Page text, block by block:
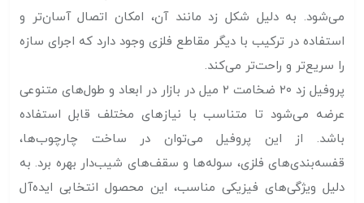
می‌شود. به دلیل شکل زد مانند آن، امکان اتصال آسان‌تر و
استفاده در ترکیب با دیگر مقاطع فلزی وجود دارد که اجرای سازه
را سریع‌تر و راحت‌تر می‌کند.
پروفیل زد ۲۰ ضخامت ۲ میل در بازار در ابعاد و طول‌های متنوعی
عرضه می‌شود تا متناسب با نیازهای مختلف قابل استفاده
باشد. از این پروفیل می‌توان در ساخت چارچوب‌ها،
قفسه‌بندی‌های فلزی، سوله‌ها و سقف‌های شیب‌دار بهره برد. به
دلیل ویژگی‌های فیزیکی مناسب، این محصول انتخابی ایده‌آل